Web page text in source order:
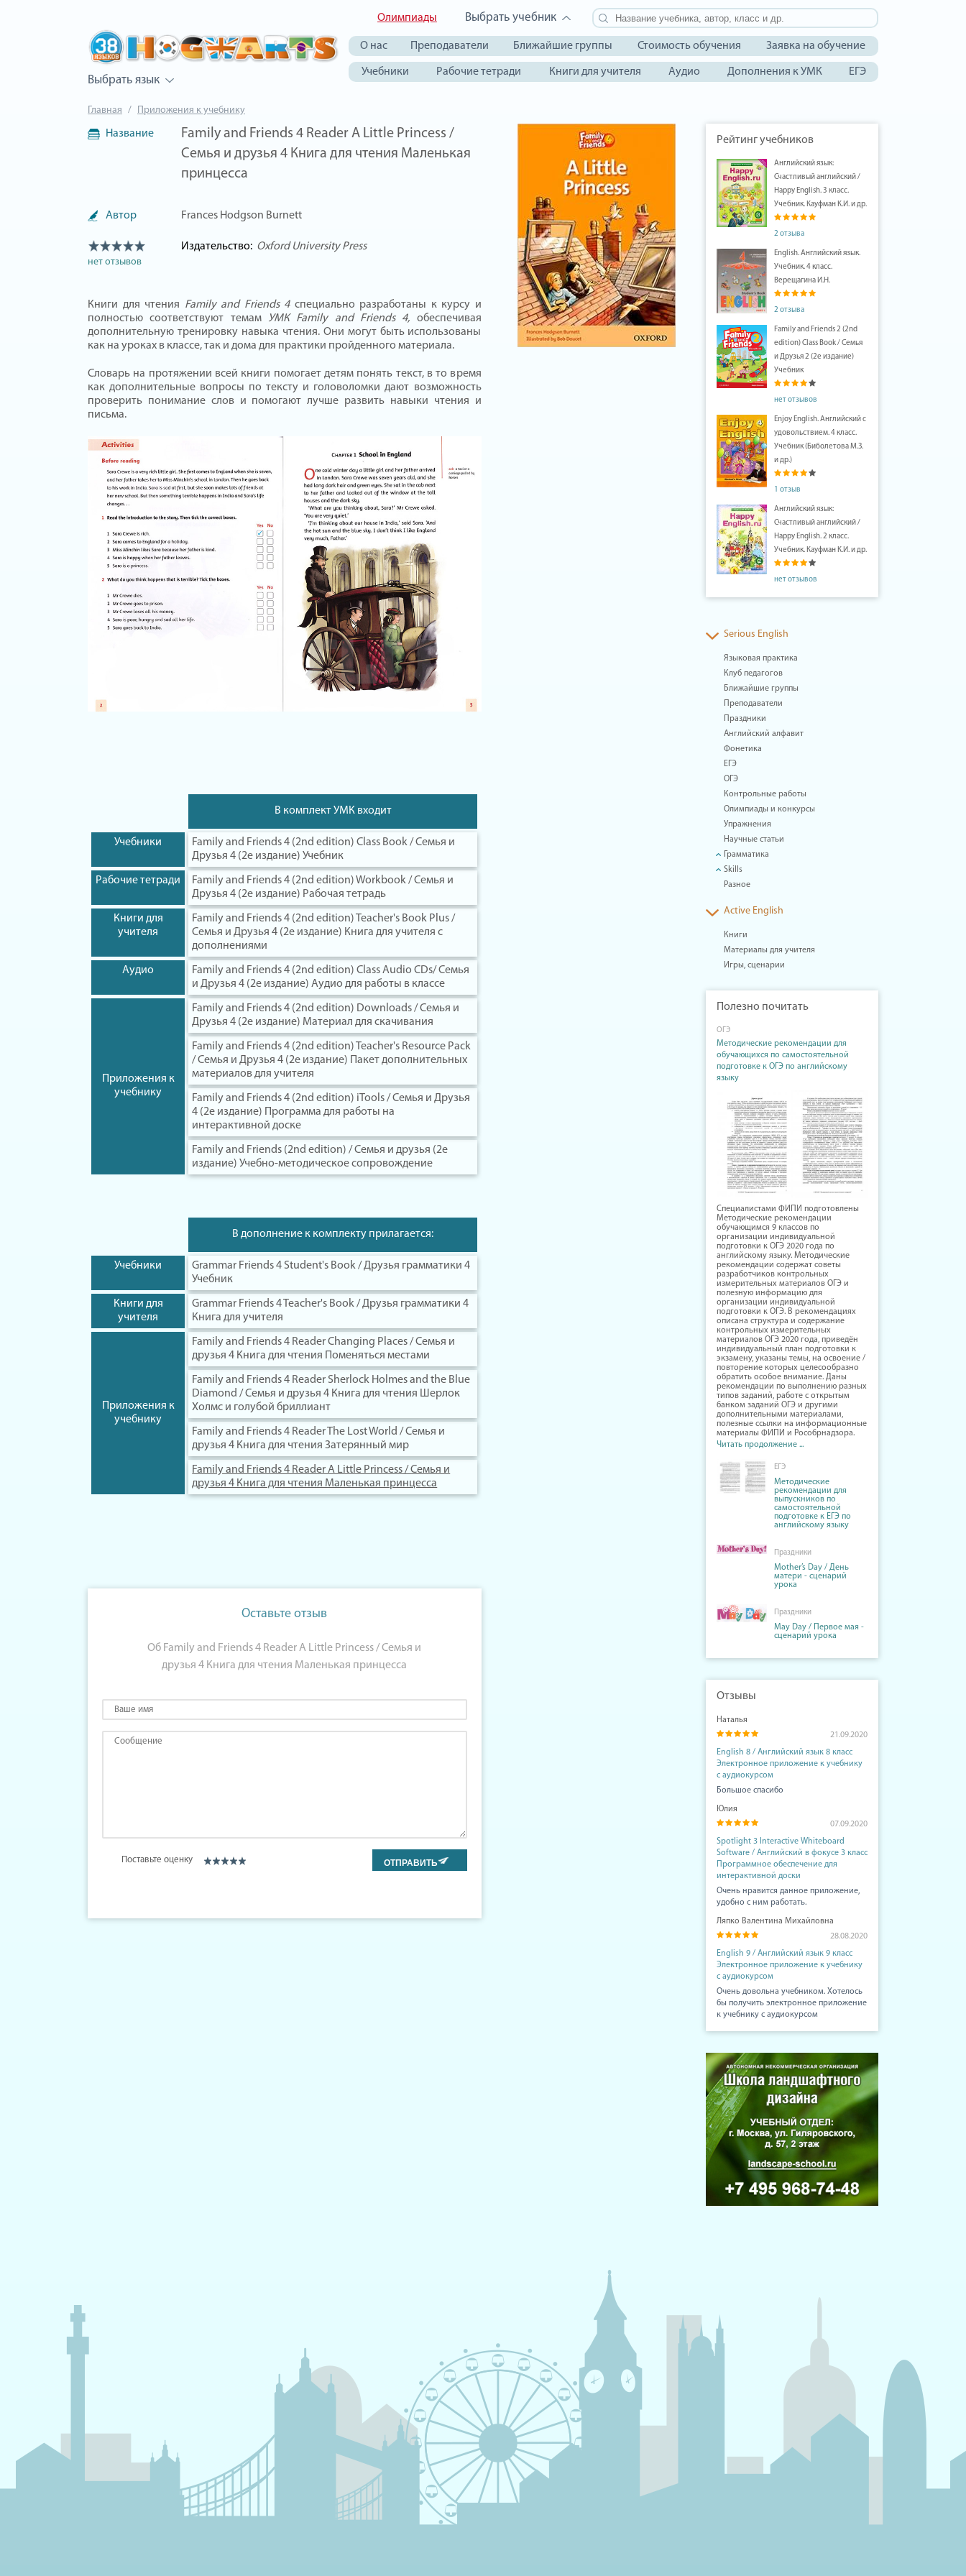
Выбрать язык
Олимпиады Выбрать учебник
О нас Преподаватели Ближайшие группы Стоимость обучения Заявка на обучение
Учебники Рабочие тетради Книги для учителя Аудио Дополнения к УМК ЕГЭ
Главная Приложения к учебнику
Название
Family and Friends 4 Reader A Little Princess /
Семья и друзья 4 Книга для чтения Маленькая
принцесса
Автор Frances Hodgson Burnett
нет отзывов
Издательство: Oxford University Press
Книги для чтения Family and Friends 4 специально разработаны к курсу и
полностью соответствуют темам УМК Family and Friends 4, обеспечивая
дополнительную тренировку навыка чтения. Они могут быть использованы
как на уроках в классе, так и дома для практики пройденного материала.
Словарь на протяжении всей книги помогает детям понять текст, в то время
как дополнительные вопросы по тексту и головоломки дают возможность
проверить понимание слов и помогают лучше развить навыки чтения и
письма.
В комплект УМК входит
Учебники
Family and Friends 4 (2nd edition) Class Book / Семья и
Друзья 4 (2е издание) Учебник
Рабочие тетради
Family and Friends 4 (2nd edition) Workbook / Семья и
Друзья 4 (2е издание) Рабочая тетрадь
Книги для
учителя
Family and Friends 4 (2nd edition) Teacher's Book Plus /
Семья и Друзья 4 (2е издание) Книга для учителя с
дополнениями
Аудио
Family and Friends 4 (2nd edition) Class Audio CDs/ Семья
и Друзья 4 (2е издание) Аудио для работы в классе
Приложения к
учебнику
Family and Friends 4 (2nd edition) Downloads / Семья и
Друзья 4 (2е издание) Материал для скачивания
Family and Friends 4 (2nd edition) Teacher's Resource Pack
/ Семья и Друзья 4 (2е издание) Пакет дополнительных
материалов для учителя
Family and Friends 4 (2nd edition) iTools / Семья и Друзья
4 (2е издание) Программа для работы на
интерактивной доске
Family and Friends (2nd edition) / Семья и друзья (2е
издание) Учебно-методическое сопровождение
В дополнение к комплекту прилагается:
Учебники
Grammar Friends 4 Student's Book / Друзья грамматики 4
Учебник
Книги для
учителя
Grammar Friends 4 Teacher's Book / Друзья грамматики 4
Книга для учителя
Приложения к
учебнику
Family and Friends 4 Reader Changing Places / Семья и
друзья 4 Книга для чтения Поменяться местами
Family and Friends 4 Reader Sherlock Holmes and the Blue
Diamond / Семья и друзья 4 Книга для чтения Шерлок
Холмс и голубой бриллиант
Family and Friends 4 Reader The Lost World / Семья и
друзья 4 Книга для чтения Затерянный мир
Family and Friends 4 Reader A Little Princess / Семья и
друзья 4 Книга для чтения Маленькая принцесса
Оставьте отзыв
Об Family and Friends 4 Reader A Little Princess / Семья и
друзья 4 Книга для чтения Маленькая принцесса
Поставьте оценку
Рейтинг учебников
Английский язык:
Счастливый английский /
Happy English. 3 класс.
Учебник. Кауфман К.И. и др.
2 отзыва
English. Английский язык.
Учебник. 4 класс.
Верещагина И.Н.
2 отзыва
Family and Friends 2 (2nd
edition) Class Book / Семья
и Друзья 2 (2е издание)
Учебник
нет отзывов
Enjoy English. Английский с
удовольствием. 4 класс.
Учебник (Биболетова М.З.
и др.)
1 отзыв
Английский язык:
Счастливый английский /
Happy English. 2 класс.
Учебник. Кауфман К.И. и др.
нет отзывов
Serious English
Языковая практика
Клуб педагогов
Ближайшие группы
Преподаватели
Праздники
Английский алфавит
Фонетика
ЕГЭ
ОГЭ
Контрольные работы
Олимпиады и конкурсы
Упражнения
Научные статьи
Грамматика
Skills
Разное
Active English
Книги
Материалы для учителя
Игры, сценарии
Полезно почитать
ОГЭ
Методические рекомендации для
обучающихся по самостоятельной
подготовке к ОГЭ по английскому
языку
Специалистами ФИПИ подготовлены
Методические рекомендации
обучающимся 9 классов по
организации индивидуальной
подготовки к ОГЭ 2020 года по
английскому языку. Методические
рекомендации содержат советы
разработчиков контрольных
измерительных материалов ОГЭ и
полезную информацию для
организации индивидуальной
подготовки к ОГЭ. В рекомендациях
описана структура и содержание
контрольных измерительных
материалов ОГЭ 2020 года, приведён
индивидуальный план подготовки к
экзамену, указаны темы, на освоение /
повторение которых целесообразно
обратить особое внимание. Даны
рекомендации по выполнению разных
типов заданий, работе с открытым
банком заданий ОГЭ и другими
дополнительными материалами,
полезные ссылки на информационные
материалы ФИПИ и Рособрнадзора.
Читать продолжение ...
ЕГЭ
Методические
рекомендации для
выпускников по
самостоятельной
подготовке к ЕГЭ по
английскому языку
Праздники
Mother’s Day / День
матери - сценарий
урока
Праздники
May Day / Первое мая -
сценарий урока
Отзывы
Наталья
21.09.2020
English 8 / Английский язык 8 класс
Электронное приложение к учебнику
с аудиокурсом
Большое спасибо
Юлия
07.09.2020
Spotlight 3 Interactive Whiteboard
Software / Английский в фокусе 3 класс
Программное обеспечение для
интерактивной доски
Очень нравится данное приложение,
удобно с ним работать.
Ляпко Валентина Михайловна
28.08.2020
English 9 / Английский язык 9 класс
Электронное приложение к учебнику
с аудиокурсом
Очень довольна учебником. Хотелось
бы получить электронное приложение
к учебнику с аудиокурсом